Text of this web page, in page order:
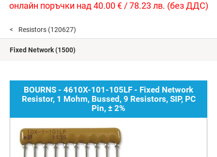
онлайн поръчки над 40.00 € / 78.23 лв. (без ДДС)
Resistors (120627)
Fixed Network(1500)
BOURNS - 4610X-101-105LF - Fixed Network
Resistor, 1 Mohm, Bussed, 9 Resistors, SIP, PC
Pin, ± 2%